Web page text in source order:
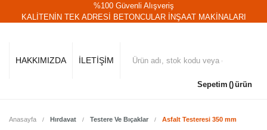
%100 Güvenli Alışveriş
KALİTENİN TEK ADRESİ BETONCULAR İNŞAAT MAKİNALARI
HAKKIMIZDA İLETİŞİM
Sepetim ürün
Anasayfa Hırdavat Testere Ve Bıçaklar Asfalt Testeresi 350 mm